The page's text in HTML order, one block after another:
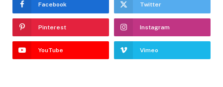
Facebook Twitter
Pinterest Instagram
YouTube Vimeo